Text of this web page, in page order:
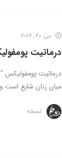
می 20, 2017
درماتیت
میان زنان شایع است
نسخه